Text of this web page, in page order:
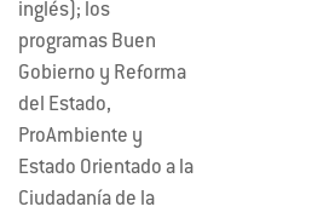
inglés); los
programas Buen
Gobierno y Reforma
del Estado,
ProAmbiente y
Estado Orientado a la
Ciudadanía de la